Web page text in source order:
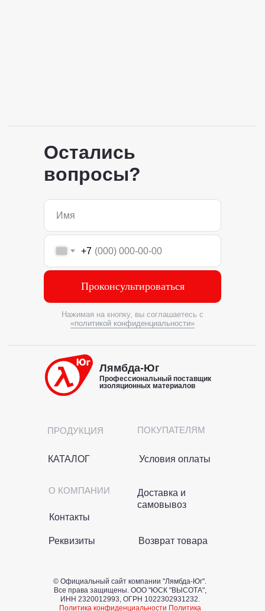
Остались
вопросы?
+7
Проконсультироваться
Нажимая на кнопку, вы соглашаетесь с
«политикой конфиденциальности»
Реквизиты
Условия оплаты
ПРОДУКЦИЯ ПОКУПАТЕЛЯМ
О КОМПАНИИ
Лямбда-Юг
Профессиональный поставщик
изоляционных материалов
© Официальный сайт компании "Лямбда-Юг".
Все права защищены. OOO "ЮСК "ВЫСОТА",
ИНН 2320012993, ОГРН 1022302931232.
Политика конфиденциальности Политика
Доставка и
самовывоз
Возврат товара
Контакты
КАТАЛОГ